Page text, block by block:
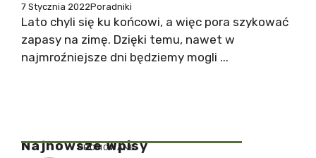
7 Stycznia 2022Poradniki
Lato chyli się ku końcowi, a więc pora szykować
zapasy na zimę. Dzięki temu, nawet w
najmroźniejsze dni będziemy mogli ...
Najnowsze Wpisy
PROMOWANE